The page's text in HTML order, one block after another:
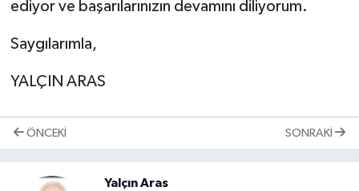
ediyor ve başarılarınızın devamını diliyorum.
Saygılarımla,
YALÇIN ARAS
ÖNCEKI SONRAKI
Yalçın Aras